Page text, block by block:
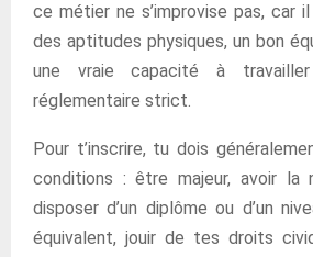
ce métier ne s’improvise pas, car
des aptitudes physiques, un bon
une vraie capacité à
réglementaire strict.
Pour t’inscrire, tu dois
conditions : être majeur, avoir la
disposer d’un diplôme ou d’un
équivalent, jouir de tes droits